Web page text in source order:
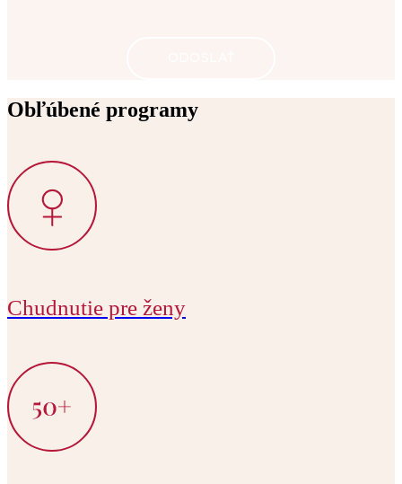
Obľúbené programy
Chudnutie pre ženy